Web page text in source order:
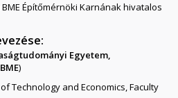
Építőmérnöki Karnának hivatalos
Egyetem,
BME)
Technology and Economics, Faculty